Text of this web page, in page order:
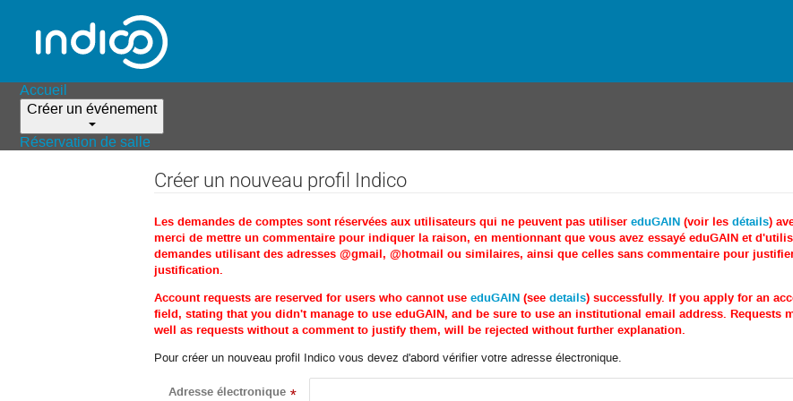
Accueil
Créer un événement
Réservation de salle
Créer un nouveau profil Indico
Les demandes de comptes sont réservées aux utilisateurs qui ne peuvent pas utiliser eduGAIN (voir les détails)
merci de mettre un commentaire pour indiquer la raison, en mentionnant que vous avez essayé eduGAIN et
demandes utilisant des adresses @gmail, @hotmail ou similaires, ainsi que celles sans commentaire pour
justification.
Account requests are reserved for users who cannot use eduGAIN (see details) successfully. If you apply for an
field, stating that you didn't manage to use eduGAIN, and be sure to use an institutional email address. Requests
well as requests without a comment to justify them, will be rejected without further explanation.
Pour créer un nouveau profil Indico vous devez d'abord vérifier votre adresse électronique.
Adresse électronique *